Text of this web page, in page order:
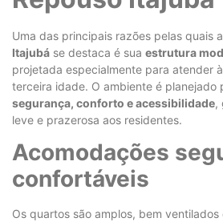
Uma das principais razões pelas quais a
Itajubá se destaca é sua estrutura
projetada especialmente para atender
terceira idade. O ambiente é planejado
segurança, conforto e acessibilidade,
leve e prazerosa aos residentes.
Acomodações
confortáveis
Os quartos são amplos, bem